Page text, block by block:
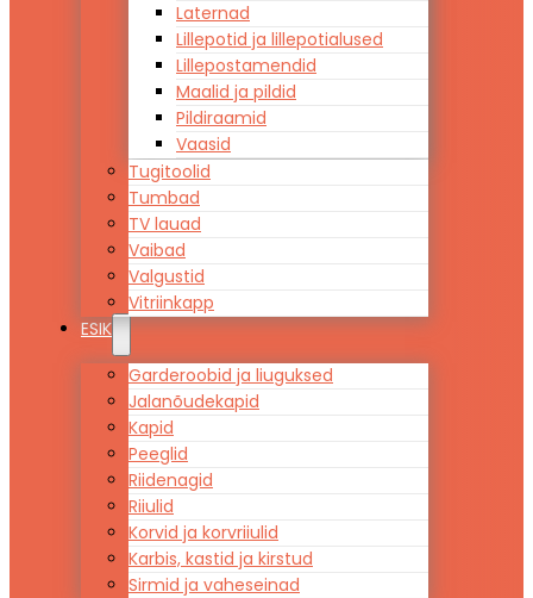
Laternad
Lillepotid ja lillepotialused
Lillepostamendid
Maalid ja pildid
Pildiraamid
Vaasid
Tugitoolid
Tumbad
TV lauad
Vaibad
Valgustid
Vitriinkapp
ESIK
Garderoobid ja liuguksed
Jalanõudekapid
Kapid
Peeglid
Riidenagid
Riiulid
Korvid ja korvriiulid
Karbis, kastid ja kirstud
Sirmid ja vaheseinad